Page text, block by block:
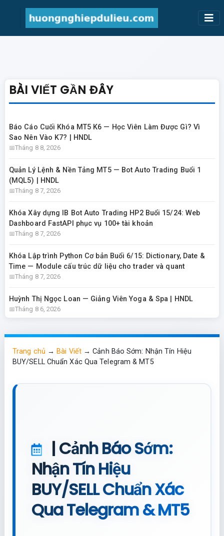
BÀI VIẾT GẦN ĐÂY
Báo Cáo Cuối Khóa MT5 K6 — Học Viên Làm Được Gì? Vì
Sao Nên Vào K7? | HNDL
Tháng 8 8, 2026
Quản Lý Lệnh & Nền Tảng MT5 — Bot Auto Trading Buổi 1
(MQL5) | HNDL
Tháng 8 7, 2026
Khóa Xây dựng IB Bot Auto Trading HP2 Buổi 15/24: Web
Dashboard FastAPI phục vụ 100+ tài khoản
Tháng 8 7, 2026
Khóa Lập trình Python Cơ bản Buổi 6/15: Dictionary, Date &
Time — Module cấu trúc dữ liệu cho trader và quant
Tháng 8 7, 2026
Huỳnh Thị Ngọc Loan — Giảng Viên Yoga & Spa | HNDL
Tháng 8 6, 2026
Trang chủ →Bài Viết→Cảnh Báo Sớm: Nhận Tín Hiệu
BUY/SELL Chuẩn Xác Qua Telegram & MT5
| Cảnh Báo Sớm:
Nhận Tín Hiệu
BUY/SELL Chuẩn Xác
Qua Telegram & MT5